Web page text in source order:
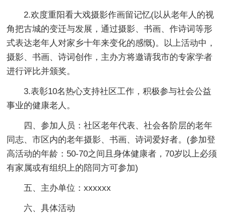
2.欢度重阳看大戏摄影作画留记忆(以从老年人的视
角把古城的变迁与发展，通过摄影、书画、作诗词等形
式表达老年人对家乡十年来变化的感慨)。以上活动中，
摄影、书画、诗词创作，主办方将邀请我市的专家学者
进行评比并颁奖。
3.表彰10名热心支持社区工作，积极参与社会公益
事业的健康老人。
四、参加人员：社区老年代表、社会各阶层的老年
同志、市区内的老年摄影、书画、诗词爱好者。(参加登
高活动的年龄：50-70之间且身体健康者，70岁以上必须
有家属或有组织上的陪同方可参加)
五、主办单位：xxxxxx
六、具体活动